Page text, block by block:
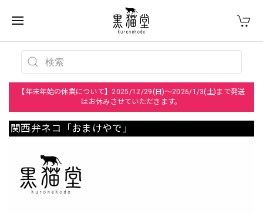
【年末年始の休業について】2025/12/29(日)～2026/1/3(土)まで発送
はお休みさせていただきます。
関西弁ネコ「おまけやで」